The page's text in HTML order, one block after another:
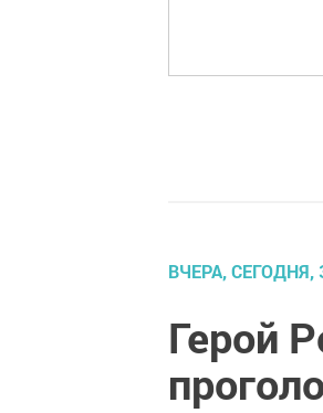
ВЧЕРА, СЕГОДНЯ,
Герой